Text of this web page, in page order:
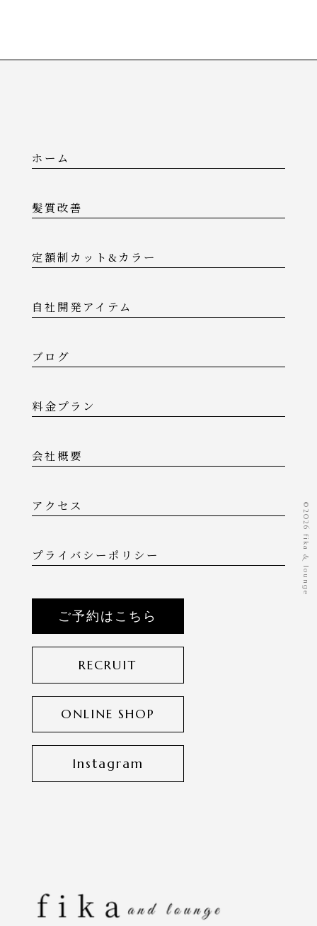
ホーム
髪質改善
定額制カット&カラー
自社開発アイテム
ブログ
料金プラン
会社概要
アクセス
プライバシーポリシー
ご予約はこちら
RECRUIT
ONLINE SHOP
Instagram
©️2026 fika & lounge